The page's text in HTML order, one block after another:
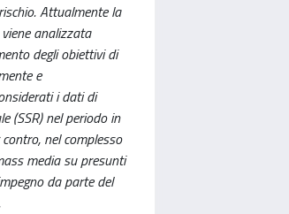
Attualmente la
analizzata
degli obiettivi di
e
i dati di
(SSR) nel periodo in
nel complesso
media su presunti
da parte del